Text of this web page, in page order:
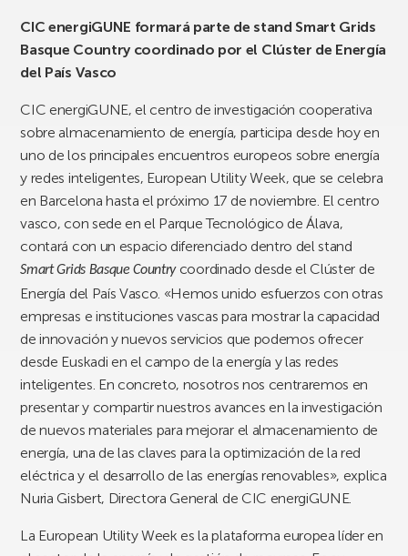
CIC energiGUNE formará parte de stand Smart Grids
Basque Country coordinado por el Clúster de Energía
del País Vasco
CIC energiGUNE, el centro de investigación cooperativa
sobre almacenamiento de energía, participa desde hoy en
uno de los principales encuentros europeos sobre energía
y redes inteligentes, European Utility Week, que se celebra
en Barcelona hasta el próximo 17 de noviembre. El centro
vasco, con sede en el Parque Tecnológico de Álava,
contará con un espacio diferenciado dentro del stand
Smart Grids Basque Country coordinado desde el Clúster de
Energía del País Vasco. «Hemos unido esfuerzos con otras
empresas e instituciones vascas para mostrar la capacidad
de innovación y nuevos servicios que podemos ofrecer
desde Euskadi en el campo de la energía y las redes
inteligentes. En concreto, nosotros nos centraremos en
presentar y compartir nuestros avances en la investigación
de nuevos materiales para mejorar el almacenamiento de
energía, una de las claves para la optimización de la red
eléctrica y el desarrollo de las energías renovables», explica
Nuria Gisbert, Directora General de CIC energiGUNE.
La European Utility Week es la plataforma europea líder en